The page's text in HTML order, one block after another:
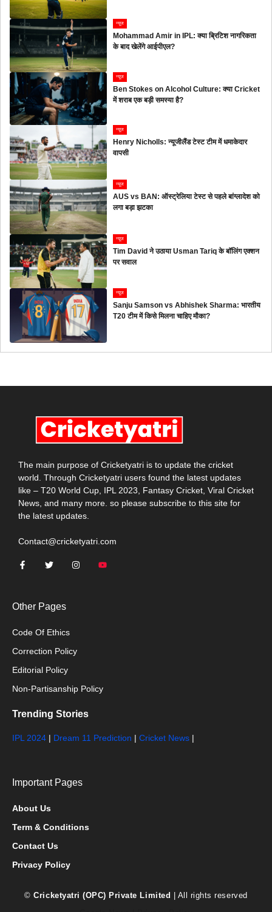
न्यूज
Mohammad Amir in IPL: क्या ब्रिटिश नागरिकता
के बाद खेलेंगे आईपीएल?
न्यूज
Ben Stokes on Alcohol Culture: क्या Cricket
में शराब एक बड़ी समस्या है?
न्यूज
Henry Nicholls: न्यूजीलैंड टेस्ट टीम में धमाकेदार
वापसी
न्यूज
AUS vs BAN: ऑस्ट्रेलिया टेस्ट से पहले बांग्लादेश को
लगा बड़ा झटका
न्यूज
Tim David ने उठाया Usman Tariq के बॉलिंग एक्शन
पर सवाल
न्यूज
Sanju Samson vs Abhishek Sharma: भारतीय
T20 टीम में किसे मिलना चाहिए मौका?
The main purpose of Cricketyatri is to update the cricket
world. Through Cricketyatri users found the latest updates
like – T20 World Cup, IPL 2023, Fantasy Cricket, Viral Cricket
News, and many more. so please subscribe to this site for
the latest updates.
Contact@cricketyatri.com
Other Pages
Code Of Ethics
Correction Policy
Editorial Policy
Non-Partisanship Policy
Trending Stories
IPL 2024 | Dream 11 Prediction | Cricket News |
Important Pages
About Us
Term & Conditions
Contact Us
Privacy Policy
©Cricketyatri (OPC) Private Limited
| All rights reserved